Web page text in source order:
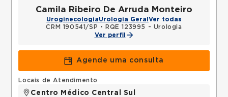
Camila Ribeiro De Arruda Monteiro
UroginecologiaUrologia Geral Ver todas
CRM 190541/SP •
RQE 123995 - Urologia
Ver perfil
Agende uma consulta
Locais de Atendimento
Centro Médico Central Sul